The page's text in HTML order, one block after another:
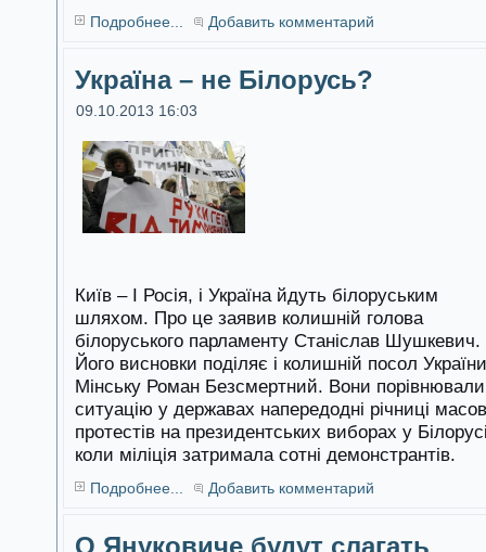
Подробнее... Добавить комментарий
Україна – не Білорусь?
09.10.2013 16:03
Київ – І Росія, і Україна йдуть білоруським
шляхом. Про це заявив колишній голова
білоруського парламенту Станіслав Шушкевич.
Його висновки поділяє і колишній посол
Мінську Роман Безсмертний. Вони порівнювали
ситуацію у державах напередодні річниці
протестів на президентських виборах у
коли міліція затримала сотні демонстрантів.
Подробнее... Добавить комментарий
О Януковиче будут слагать